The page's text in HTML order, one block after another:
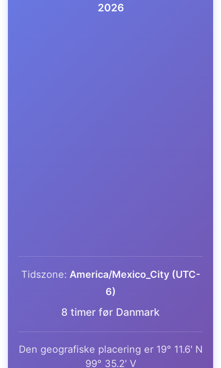
2026
Tidszone: America/Mexico_City (UTC-
6)
8 timer før Danmark
Den geografiske placering er 19° 11.6' N
99° 35.2' V